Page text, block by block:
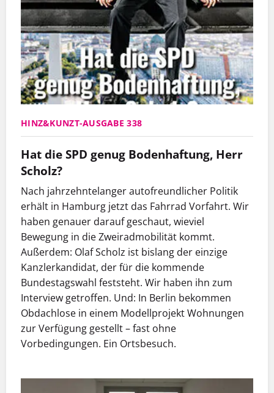
HINZ&KUNZT-AUSGABE 338
Hat die SPD genug Bodenhaftung, Herr
Scholz?
Nach jahrzehntelanger autofreundlicher Politik
erhält in Hamburg jetzt das Fahrrad Vorfahrt. Wir
haben genauer darauf geschaut, wieviel
Bewegung in die Zweiradmobilität kommt.
Außerdem: Olaf Scholz ist bislang der einzige
Kanzlerkandidat, der für die kommende
Bundestagswahl feststeht. Wir haben ihn zum
Interview getroffen. Und: In Berlin bekommen
Obdachlose in einem Modellprojekt Wohnungen
zur Verfügung gestellt – fast ohne
Vorbedingungen. Ein Ortsbesuch.